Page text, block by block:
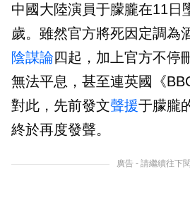
中國大陸演員于朦朧在11日
歲。雖然官方將死因定調為
陰謀論四起，加上官方不停
無法平息，甚至連英國《
對此，先前發文聲援于朦朧
終於再度發聲。
廣告 - 請繼續往下